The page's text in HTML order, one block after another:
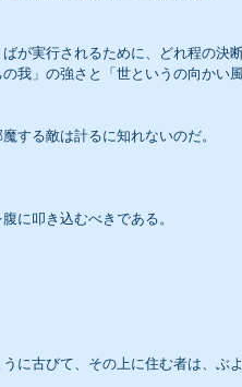
が実行されるために、どれ程の決
我」の強さと「世というの向かい
する敵は計るに知れないのだ。
に叩き込むべきである。
に古びて、その上に住む者は、ぶ